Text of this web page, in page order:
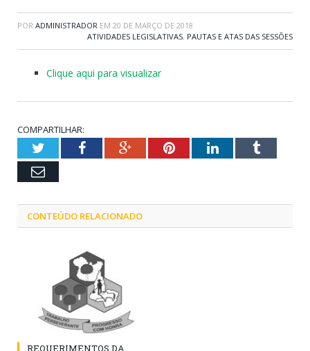
POR ADMINISTRADOR EM 20 DE MARÇO DE 2018
ATIVIDADES LEGISLATIVAS, PAUTAS E ATAS DAS SESSÕES
Clique aqui para visualizar
COMPARTILHAR:
TwitterFacebookGoogle+PinterestLinkedInTumblr
Email
CONTEÚDO RELACIONADO
REQUERIMENTOS DA